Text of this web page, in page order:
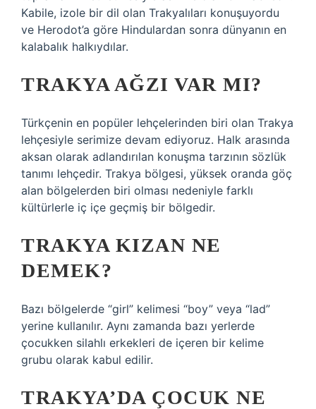
Kabile, izole bir dil olan Trakyalıları konuşuyordu
ve Herodot’a göre Hindulardan sonra dünyanın en
kalabalık halkıydılar.
TRAKYA AĞZI VAR MI?
Türkçenin en popüler lehçelerinden biri olan Trakya
lehçesiyle serimize devam ediyoruz. Halk arasında
aksan olarak adlandırılan konuşma tarzının sözlük
tanımı lehçedir. Trakya bölgesi, yüksek oranda göç
alan bölgelerden biri olması nedeniyle farklı
kültürlerle iç içe geçmiş bir bölgedir.
TRAKYA KIZAN NE
DEMEK?
Bazı bölgelerde “girl” kelimesi “boy” veya “lad”
yerine kullanılır. Aynı zamanda bazı yerlerde
çocukken silahlı erkekleri de içeren bir kelime
grubu olarak kabul edilir.
TRAKYA’DA ÇOCUK NE